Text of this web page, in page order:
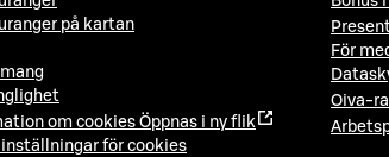
på kartan
om cookies Öppnas i ny flik
inställningar för cookies
För
Oiva-